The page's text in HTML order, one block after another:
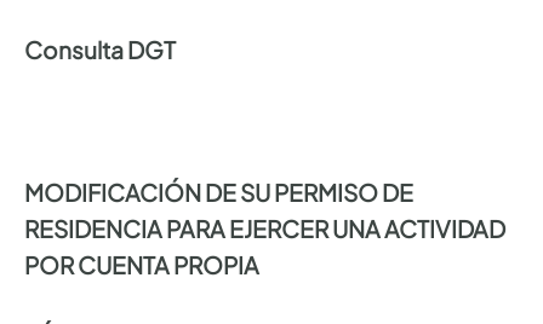
Consulta DGT
MODIFICACIÓN DE SU PERMISO DE
RESIDENCIA PARA EJERCER UNA ACTIVIDAD
POR CUENTA PROPIA